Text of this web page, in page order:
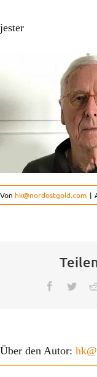
jester
Von hk@nordostgold.com |
Facebook
Über den Autor: